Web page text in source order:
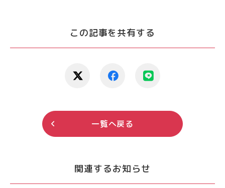
この記事を共有する
一覧へ戻る
関連するお知らせ